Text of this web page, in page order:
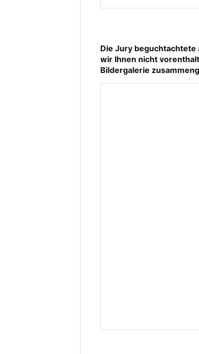
Die Jury beguchtachtete
wir Ihnen nicht
Bildergalerie